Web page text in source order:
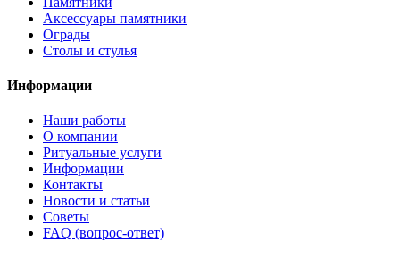
Аксессуары памятники
Ограды
Столы и стулья
Информации
Наши работы
О компании
Ритуальные услуги
Информации
Контакты
Новости и статьи
Советы
FAQ (вопрос-ответ)